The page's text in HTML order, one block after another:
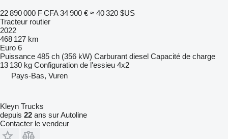
22 890 000 F CFA 34 900 € ≈ 40 320 $US
Tracteur routier
2022
468 127 km
Euro 6
Puissance 485 ch (356 kW) Carburant diesel Capacité de charge
13 130 kg Configuration de l'essieu 4x2
Pays-Bas, Vuren
Kleyn Trucks
depuis 22 ans sur Autoline
Contacter le vendeur